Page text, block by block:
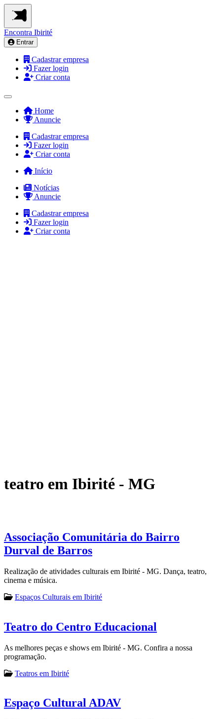
Encontra Ibirité
Entrar
Cadastrar empresa
Fazer login
Criar conta
Home
Anuncie
Cadastrar empresa
Fazer login
Criar conta
Início
Notícias
Anuncie
Cadastrar empresa
Fazer login
Criar conta
teatro em Ibirité - MG
Associação Comunitária do Bairro
Durval de Barros
Realização de atividades culturais em Ibirité - MG. Dança, teatro,
cinema e música.
Espaços Culturais em Ibirité
Teatro do Centro Educacional
As melhores peças e shows em Ibirité - MG. Confira a nossa
programação.
Teatros em Ibirité
Espaço Cultural ADAV